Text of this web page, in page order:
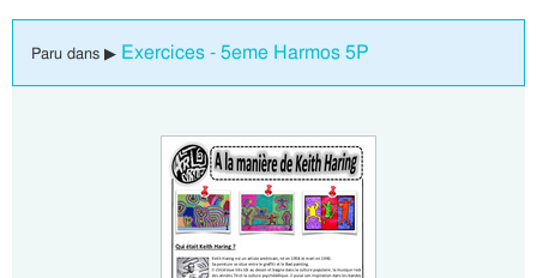
Paru dans ▶ Exercices - 5eme Harmos 5P